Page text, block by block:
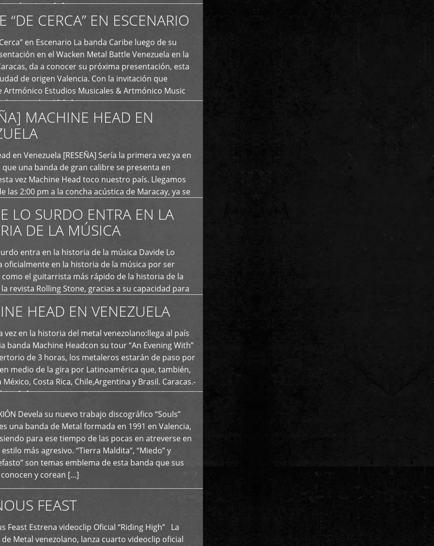
que los sigue […]
“DE CERCA” EN ESCENARIO
en Escenario La banda Caribe luego de su
en el Wacken Metal Battle Venezuela en la
da a conocer su próxima presentación, esta
de origen Valencia. Con la invitación que
Artmónico Estudios Musicales & Artmónico Music
cumplen 12 […]
MACHINE HEAD EN
en Venezuela [RESEÑA] Sería la primera vez ya en
una banda de gran calibre se presenta en
vez Machine Head toco nuestro país. Llegamos
las 2:00 pm a la concha acústica de Maracay, ya se
LO SURDO ENTRA EN LA
DE LA MÚSICA
entra en la historia de la música Davide Lo
oficialmente en la historia de la música por ser
el guitarrista más rápido de la historia de la
revista Rolling Stone, gracias a su capacidad para
HEAD EN VENEZUELA
vez en la historia del metal venezolano:llega al país
banda Machine Headcon su tour “An Evening With”
de 3 horas, los metaleros estarán de paso por
medio de la gira por Latinoamérica que, también,
México, Costa Rica, Chile,Argentina y Brasil. Caracas.-
[…]
Devela su nuevo trabajo discográfico “Souls”
una banda de Metal formada en 1991 en Valencia,
para ese tiempo de las pocas en atreverse en
más agresivo. “Tierra Maldita”, “Miedo” y
son temas emblema de esta banda que sus
y corean […]
FEAST
Feast Estrena videoclip Oficial “Riding High” La
Metal venezolano, lanza cuarto videoclip oficial